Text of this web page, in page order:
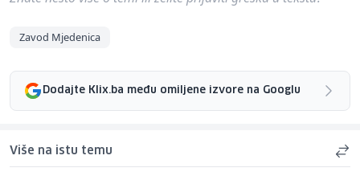
Zavod Mjedenica
Dodajte Klix.ba među omiljene izvore na Googlu
Više na istu temu